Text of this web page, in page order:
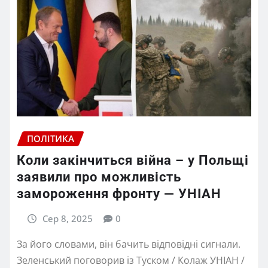
ПОЛІТИКА
Коли закінчиться війна – у Польщі
заявили про можливість
замороження фронту — УНІАН
Сер 8, 2025 0
За його словами, він бачить відповідні сигнали.
Зеленський поговорив із Туском / Колаж УНІАН /